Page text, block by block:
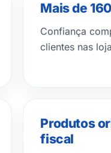
Mais de
Confiança
clientes nas
Produtos
fiscal